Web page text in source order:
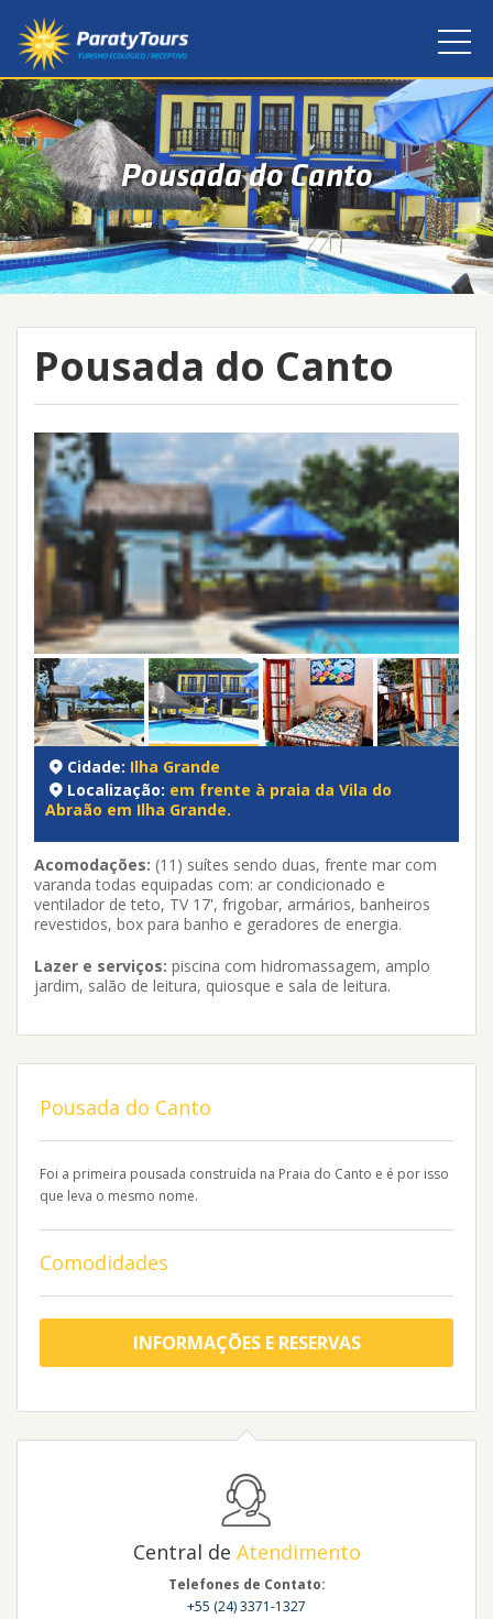
Pousada do Canto
Pousada do Canto
Cidade: Ilha Grande
Localização: em frente à praia da Vila do
Abraão em Ilha Grande.
Acomodações: (11) suítes sendo duas, frente mar com
varanda todas equipadas com: ar condicionado e
ventilador de teto, TV 17', frigobar, armários, banheiros
revestidos, box para banho e geradores de energia.
Lazer e serviços: piscina com hidromassagem, amplo
jardim, salão de leitura, quiosque e sala de leitura.
Pousada do Canto
Foi a primeira pousada construída na Praia do Canto e é por isso
que leva o mesmo nome.
Comodidades
INFORMAÇÕES E RESERVAS
Central de Atendimento
Telefones de Contato:
+55 (24) 3371-1327